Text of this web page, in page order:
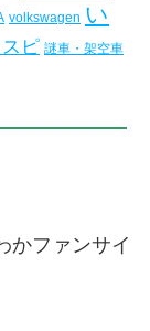
volkswagen い
ピ 謎車・架空車
かファンサイ